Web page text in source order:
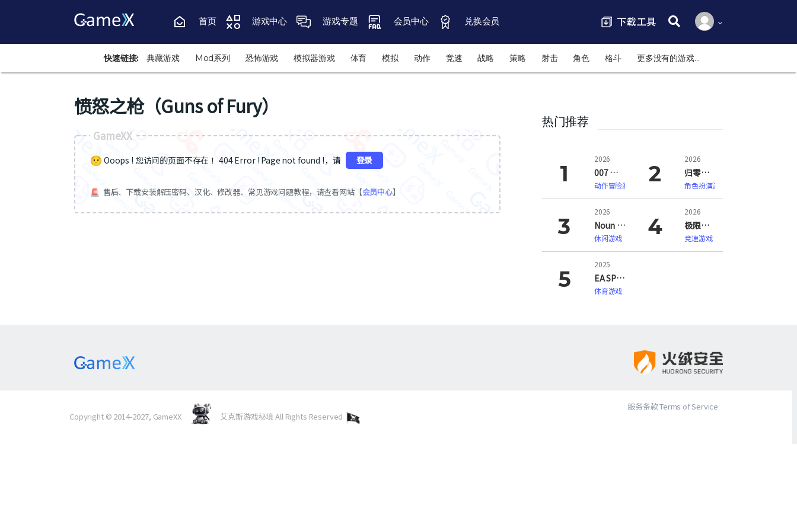
首页 游戏中心 游戏专题 会员中心 兑换会员
搜索:
快速链接: 典藏游戏 Mod系列 恐怖游戏 模拟器游戏 体育 模拟 动作 竞速 战略 策略 射击 角色 格斗 更多没有的游戏…
愤怒之枪（Guns of Fury）
GameXX
Ooops ! 您访问的页面不存在 ！404 Error ! Page not found !，请 登录
售后、下载安装解压密码、汉化、修改器、常见游戏问题教程，请查看网站【会员中心】
热门推荐
2026
007 初露锋芒（007 First Light）
动作冒险游戏
2026
归零巡礼：亡谍镇魂曲（ZERO PARADES: For Dead Spies）
角色扮演游戏
2026
Noun Town 语言学习（Noun Town Language Learning）
休闲游戏
2026
极限竞速：地平线6（Forza Horizon 6）
竞速游戏
2025
EA SPORTS FC 26
体育游戏
Copyright © 2014-2027, GameXX 艾克斯游戏秘境 All Rights Reserved
服务条款 Terms of Service